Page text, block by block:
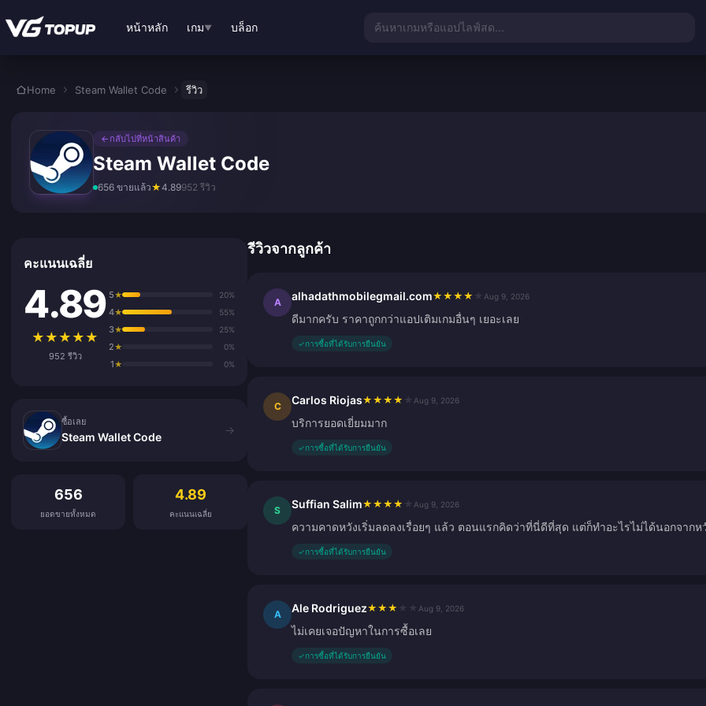
หน้าหลัก เกม▼ บล็อก ค้นหาเกมหรือแอปไลฟ์สด...
Home Steam Wallet Code รีวิว
← กลับไปที่หน้าสินค้า
Steam Wallet Code
656 ขายแล้ว★4.89952 รีวิว
คะแนนเฉลี่ย
4.89
★ ★ ★ ★ ★
952 รีวิว
5★ 20%
4★ 55%
3★ 25%
2★ 0%
1★ 0%
ซื้อเลย
Steam Wallet Code
→
656
ยอดขายทั้งหมด
4.89
คะแนนเฉลี่ย
รีวิวจากลูกค้า
A alhadathmobilegmail.com★ ★ ★ ★ Aug 9, 2026
ดีมากครับ ราคาถูกกว่าแอปเติมเกมอื่นๆ เยอะเลย
✓การซื้อที่ได้รับการยืนยัน
C Carlos Riojas★ ★ ★ ★ Aug 9, 2026
บริการยอดเยี่ยมมาก
✓การซื้อที่ได้รับการยืนยัน
S Suffian Salim★ ★ ★ ★ Aug 9, 2026
ความคาดหวังเริ่มลดลงเรื่อยๆ แล้ว ตอนแรกคิดว่าที่นี่ดีที่สุด แต่ก็ทำอะไรไม่ได้นอกจากห
✓การซื้อที่ได้รับการยืนยัน
A Ale Rodriguez★ ★ ★ Aug 9, 2026
ไม่เคยเจอปัญหาในการซื้อเลย
✓การซื้อที่ได้รับการยืนยัน